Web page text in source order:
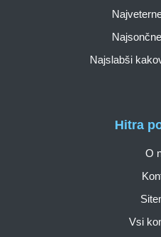
Hitra
O
Vsi
Najslabši